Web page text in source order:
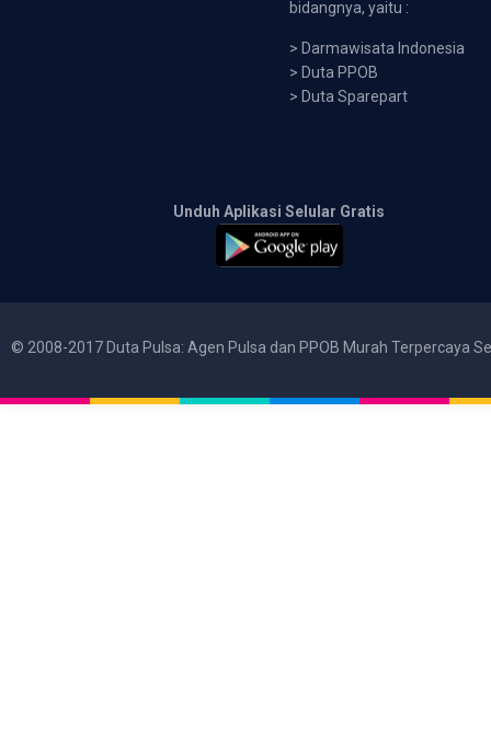
bidangnya, yaitu :
> Darmawisata Indonesia
> Duta PPOB
> Duta Sparepart
Unduh Aplikasi Selular Gratis
© 2008-2017 Duta Pulsa: Agen Pulsa dan PPOB Murah Terpercaya